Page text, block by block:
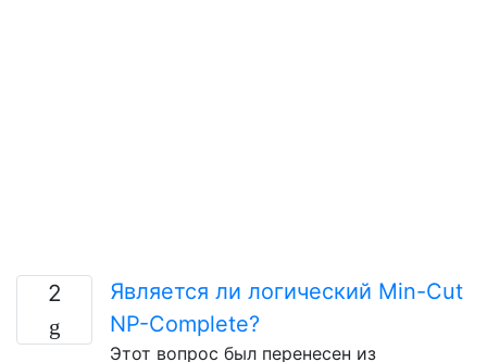
2
Является ли логический Min-Cut
NP-Complete?
Этот вопрос был перенесен из